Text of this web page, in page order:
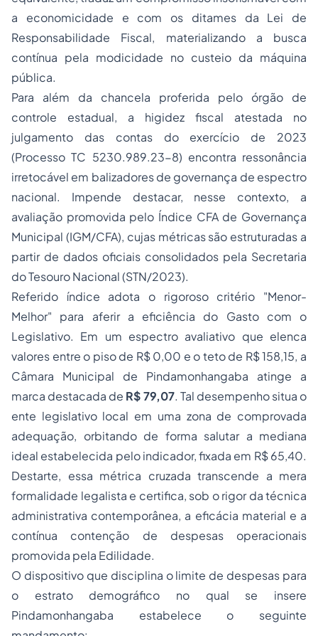
a economicidade e com os ditames da Lei de
Responsabilidade Fiscal, materializando a busca
contínua pela modicidade no custeio da máquina
pública.
Para além da chancela proferida pelo órgão de
controle estadual, a higidez fiscal atestada no
julgamento das contas do exercício de 2023
(Processo TC 5230.989.23-8) encontra ressonância
irretocável em balizadores de governança de espectro
nacional. Impende destacar, nesse contexto, a
avaliação promovida pelo Índice CFA de Governança
Municipal (IGM/CFA), cujas métricas são estruturadas a
partir de dados oficiais consolidados pela Secretaria
do Tesouro Nacional (STN/2023).
Referido índice adota o rigoroso critério "Menor-
Melhor" para aferir a eficiência do Gasto com o
Legislativo. Em um espectro avaliativo que elenca
valores entre o piso de R$ 0,00 e o teto de R$ 158,15, a
Câmara Municipal de Pindamonhangaba atinge a
marca destacada de R$ 79,07. Tal desempenho situa o
ente legislativo local em uma zona de comprovada
adequação, orbitando de forma salutar a mediana
ideal estabelecida pelo indicador, fixada em R$ 65,40.
Destarte, essa métrica cruzada transcende a mera
formalidade legalista e certifica, sob o rigor da técnica
administrativa contemporânea, a eficácia material e a
contínua contenção de despesas operacionais
promovida pela Edilidade.
O dispositivo que disciplina o limite de despesas para
o estrato demográfico no qual se insere
Pindamonhangaba estabelece o seguinte